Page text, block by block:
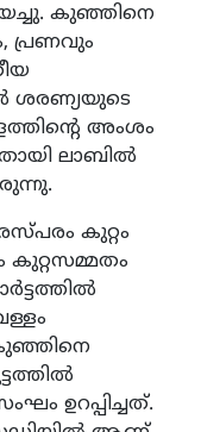
കുഞ്ഞിനെ
പ്രണവും
ശരണ്യയുടെ
അംശം
ലാബിൽ
കുറ്റം
ഉറപ്പിച്ചത്.